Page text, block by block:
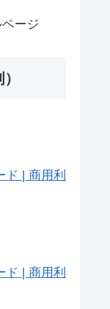
ージ
ド | 商用利
ド | 商用利